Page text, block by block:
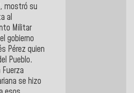
mostró su
al
Militar
gobierno
Pérez quien
Pueblo.
se hizo